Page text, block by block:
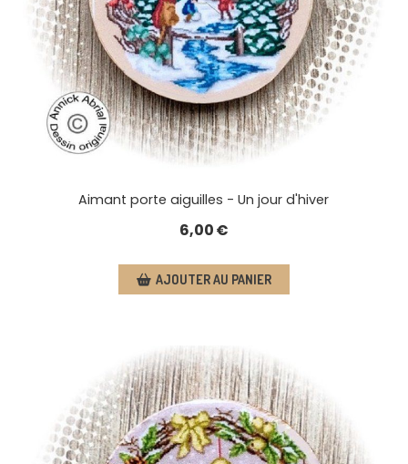
Aimant porte aiguilles - Un jour d'hiver
6,00€
AJOUTER AU PANIER